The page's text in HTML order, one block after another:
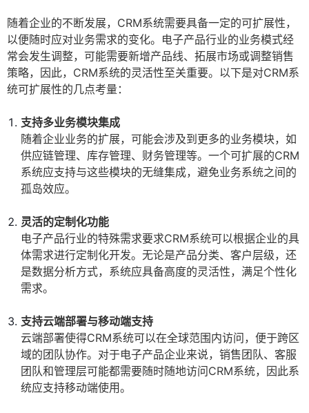
随着企业的不断发展，CRM系统需要具备一定的可扩展性，
以便随时应对业务需求的变化。电子产品行业的业务模式经
常会发生调整，可能需要新增产品线、拓展市场或调整销售
策略，因此，CRM系统的灵活性至关重要。以下是对CRM系
统可扩展性的几点考量：
支持多业务模块集成
随着企业业务的扩展，可能会涉及到更多的业务模块，如
供应链管理、库存管理、财务管理等。一个可扩展的CRM
系统应支持与这些模块的无缝集成，避免业务系统之间的
孤岛效应。
灵活的定制化功能
电子产品行业的特殊需求要求CRM系统可以根据企业的具
体需求进行定制化开发。无论是产品分类、客户层级，还
是数据分析方式，系统应具备高度的灵活性，满足个性化
需求。
支持云端部署与移动端支持
云端部署使得CRM系统可以在全球范围内访问，便于跨区
域的团队协作。对于电子产品企业来说，销售团队、客服
团队和管理层可能都需要随时随地访问CRM系统，因此系
统应支持移动端使用。